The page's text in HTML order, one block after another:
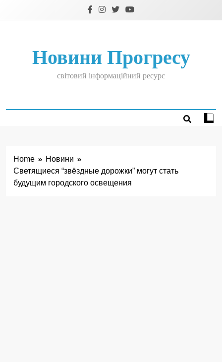
Новини Прогресу
світовий інформаційний ресурс
Home
Новини
Светящиеся “звёздные дорожки” могут стать
будущим городского освещения